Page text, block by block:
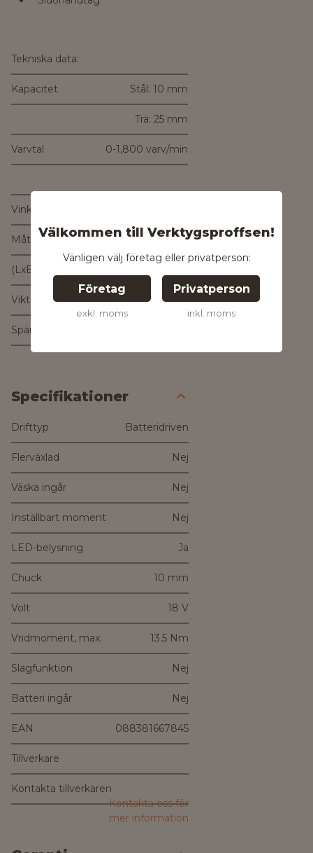
Välkommen till Verktygsproffsen!
Vänligen välj företag eller privatperson:
Företag
exkl. moms
Privatperson
inkl. moms
Tekniska data:
Kapacitet Stål: 10 mm
Trä: 25 mm
Varvtal 0-1,800 varv/min
Vinkelmått
Mått
(LxBxH)
Vikt 1,5 kg
Spänning
Specifikationer
Drifttyp Batteridriven
Flerväxlad Nej
Väska ingår Nej
Inställbart moment Nej
LED-belysning Ja
Chuck 10 mm
Volt 18 V
Vridmoment, max. 13.5 Nm
Slagfunktion Nej
Batteri ingår Nej
EAN 088381667845
Tillverkare
Kontakta tillverkaren
Kontakta oss för
mer information